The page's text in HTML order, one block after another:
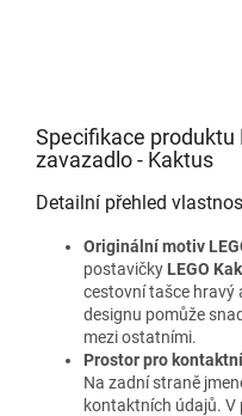
Specifikace produktu
zavazadlo - Kaktus
Detailní přehled
Originální motiv
postavičky LEGO
cestovní tašce hravý
designu pomůže
mezi ostatními.
Prostor pro
Na zadní straně
kontaktních údajů.